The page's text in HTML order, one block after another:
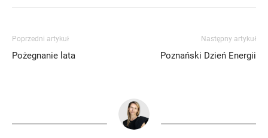
Poprzedni artykuł
Pożegnanie lata
Następny artykuł
Poznański Dzień Energii